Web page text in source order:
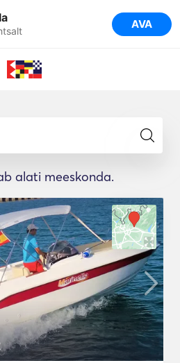
AVA
alati meeskonda.